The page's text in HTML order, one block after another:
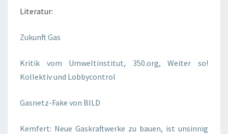
Literatur:
Zukunft Gas
Kritik vom Umweltinstitut, 350.org, Weiter so!
Kollektiv und Lobbycontrol
Gasnetz-Fake von BILD
Kemfert: Neue Gaskraftwerke zu bauen, ist unsinnig